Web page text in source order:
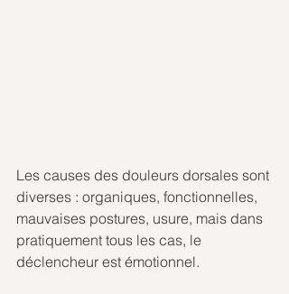
Les causes des douleurs dorsales sont
diverses : organiques, fonctionnelles,
mauvaises postures, usure, mais dans
pratiquement tous les cas, le
déclencheur est émotionnel.